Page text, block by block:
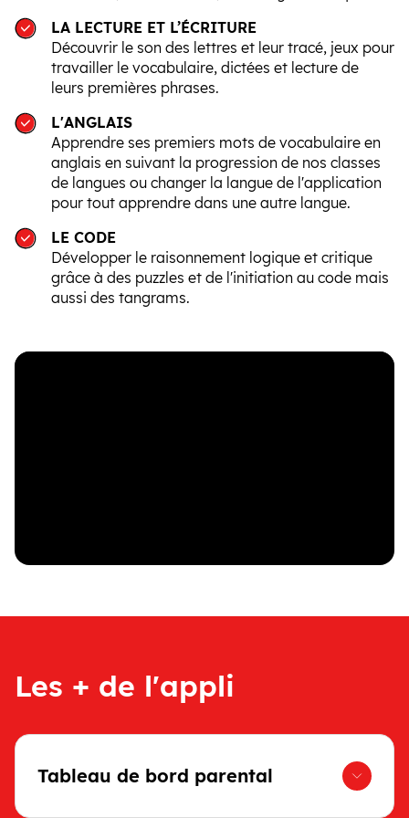
LA LECTURE ET L’ÉCRITURE
Découvrir le son des lettres et leur tracé, jeux pour
travailler le vocabulaire, dictées et lecture de
leurs premières phrases.
L'ANGLAIS
Apprendre ses premiers mots de vocabulaire en
anglais en suivant la progression de nos classes
de langues ou changer la langue de l'application
pour tout apprendre dans une autre langue.
LE CODE
Développer le raisonnement logique et critique
grâce à des puzzles et de l'initiation au code mais
aussi des tangrams.
Les + de l'appli
Tableau de bord parental